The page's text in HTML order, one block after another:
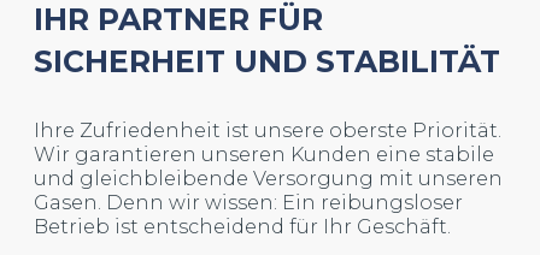
IHR PARTNER FÜR
SICHERHEIT UND STABILITÄT
Ihre Zufriedenheit ist unsere oberste Priorität.
Wir garantieren unseren Kunden eine stabile
und gleichbleibende Versorgung mit unseren
Gasen. Denn wir wissen: Ein reibungsloser
Betrieb ist entscheidend für Ihr Geschäft.